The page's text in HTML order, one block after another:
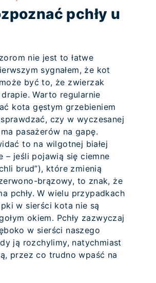
pchły u
nie jest to łatwe
sygnałem, że kot
być to, że zwierzak
Warto regularnie
kota gęstym grzebieniem
czy w wyczesanej
pasażerów na gapę.
to na wilgotnej białej
– jeśli pojawią się ciemne
brud”), które zmienią
brązowy, to znak, że
pchły. W wielu przypadkach
w sierści kota nie są
okiem. Pchły zazwyczaj
w sierści naszego
ją rozchylimy, natychmiast
przez co trudno wpaść na